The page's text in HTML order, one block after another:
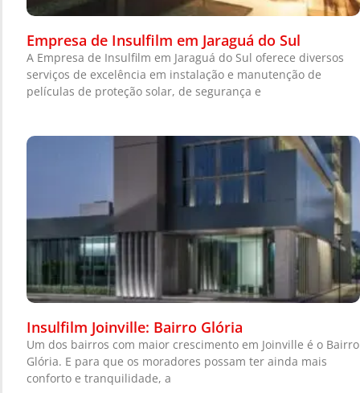
Empresa de Insulfilm em Jaraguá do Sul
A Empresa de Insulfilm em Jaraguá do Sul oferece diversos
serviços de excelência em instalação e manutenção de
películas de proteção solar, de segurança e
Insulfilm Joinville: Bairro Glória
Um dos bairros com maior crescimento em Joinville é o Bairro
Glória. E para que os moradores possam ter ainda mais
conforto e tranquilidade, a